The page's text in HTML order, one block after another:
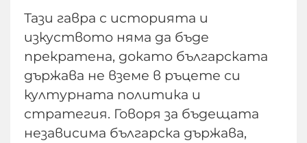
Тази гавра с историята и
изкуството няма да бъде
прекратена, докато българската
държава не вземе в ръцете си
културната политика и
стратегия. Говоря за бъдещата
независима българска държава,